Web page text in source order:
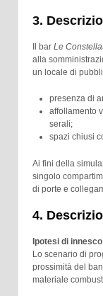
3.
Il bar Le
alla
un locale di
presenza di
affollamento
serali;
spazi chiusi
Ai fini della
singolo
di porte e
4.
Ipotesi di innesco
Lo scenario di
prossimità del
materiale